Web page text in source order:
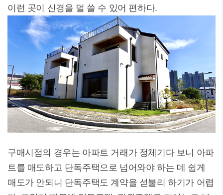
이런 곳이 신경을 덜 쓸 수 있어 편하다.
구매시점의 경우는 아파트 거래가 정체기다 보니 아파
트를 매도하고 단독주택으로 넘어와야 하는 데 쉽게
매도가 안되니 단독주택도 계약을 섣불리 하기가 어렵